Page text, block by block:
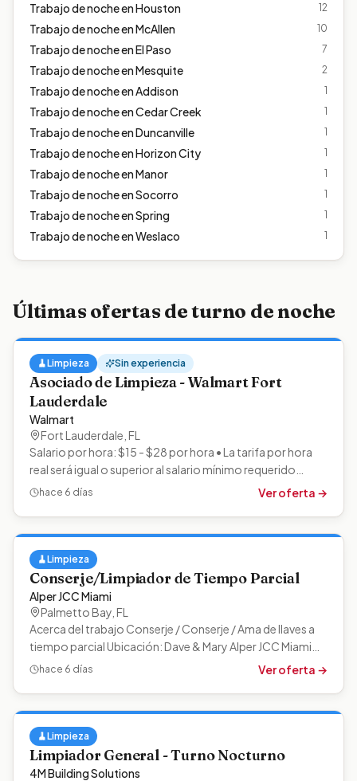
Trabajo de noche enHouston 12
Trabajo de noche enMcAllen 10
Trabajo de noche enEl Paso 7
Trabajo de noche enMesquite 2
Trabajo de noche enAddison 1
Trabajo de noche enCedar Creek 1
Trabajo de noche enDuncanville 1
Trabajo de noche enHorizon City 1
Trabajo de noche enManor 1
Trabajo de noche enSocorro 1
Trabajo de noche enSpring 1
Trabajo de noche enWeslaco 1
Últimas ofertas de turno de noche
🧹Limpieza Sin experiencia
Asociado de Limpieza - Walmart Fort
Lauderdale
Walmart
Fort Lauderdale FL
Salario por hora: $15 - $28 por hora • La tarifa por hora
real será igual o superior al salario mínimo requerido
aplicable al lugar de…
hace 6 días Ver oferta →
🧹Limpieza
Conserje/Limpiador de Tiempo Parcial
Alper JCC Miami
Palmetto Bay FL
Acerca del trabajo Conserje / Conserje / Ama de llaves a
tiempo parcial Ubicación: Dave & Mary Alper JCC Miami
Horario: Medio tiempo…
hace 6 días Ver oferta →
🧹Limpieza
Limpiador General - Turno Nocturno
4M Building Solutions